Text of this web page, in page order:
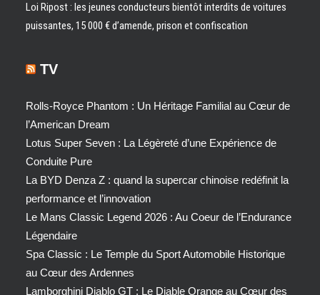
Loi Ripost : les jeunes conducteurs bientôt interdits de voitures
puissantes, 15 000 € d’amende, prison et confiscation
TV
Rolls-Royce Phantom : Un Héritage Familial au Cœur de
l’American Dream
Lotus Super Seven : La Légèreté d’une Expérience de
Conduite Pure
La BYD Denza Z : quand la supercar chinoise redéfinit la
performance et l’innovation
Le Mans Classic Legend 2026 : Au Coeur de l’Endurance
Légendaire
Spa Classic : Le Temple du Sport Automobile Historique
au Cœur des Ardennes
Lamborghini Diablo GT : Le Diable Orange au Cœur des